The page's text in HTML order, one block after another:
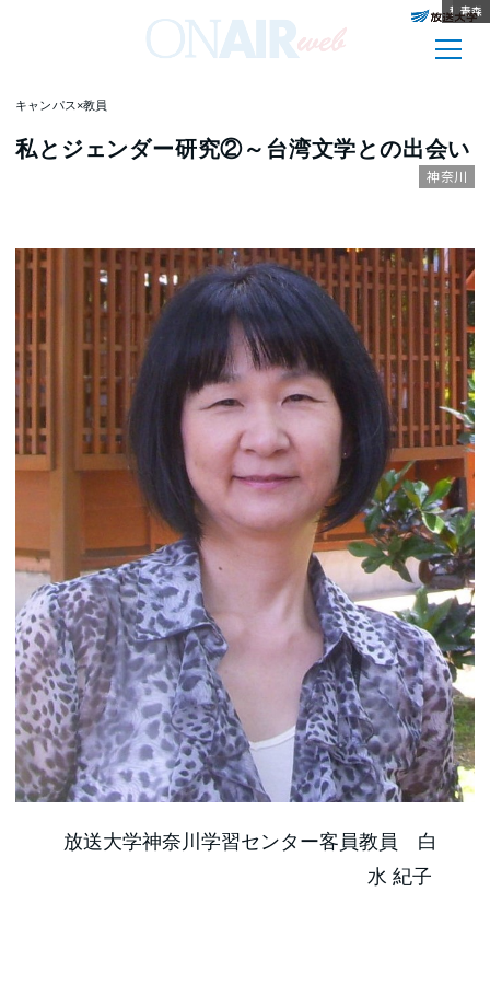
キャンパス×教員
私とジェンダー研究②～台湾文学との出会い
神奈川
放送大学神奈川学習センター客員教員 白
水 紀子
滋賀
神奈川
福岡
高知
岩手
鹿児島
埼玉
和歌山
富山
岩手
青森
青森